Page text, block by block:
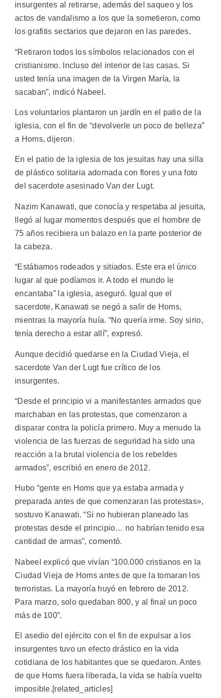
insurgentes al retirarse, además del saqueo y los
actos de vandalismo a los que la sometieron, como
los grafitis sectarios que dejaron en las paredes.
“Retiraron todos los símbolos relacionados con el
cristianismo. Incluso del interior de las casas. Si
usted tenía una imagen de la Virgen María, la
sacaban”, indicó Nabeel.
Los voluntarios plantaron un jardín en el patio de la
iglesia, con el fin de “devolverle un poco de belleza”
a Homs, dijeron.
En el patio de la iglesia de los jesuitas hay una silla
de plástico solitaria adornada con flores y una foto
del sacerdote asesinado Van der Lugt.
Nazim Kanawati, que conocía y respetaba al jesuita,
llegó al lugar momentos después que el hombre de
75 años recibiera un balazo en la parte posterior de
la cabeza.
“Estábamos rodeados y sitiados. Este era el único
lugar al que podíamos ir. A todo el mundo le
encantaba” la iglesia, aseguró. Igual que el
sacerdote, Kanawati se negó a salir de Homs,
mientras la mayoría huía. “No quería irme. Soy sirio,
tenía derecho a estar allí”, expresó.
Aunque decidió quedarse en la Ciudad Vieja, el
sacerdote Van der Lugt fue crítico de los
insurgentes.
“Desde el principio vi a manifestantes armados que
marchaban en las protestas, que comenzaron a
disparar contra la policía primero. Muy a menudo la
violencia de las fuerzas de seguridad ha sido una
reacción a la brutal violencia de los rebeldes
armados”, escribió en enero de 2012.
Hubo “gente en Homs que ya estaba armada y
preparada antes de que comenzaran las protestas»,
sostuvo Kanawati. “Si no hubieran planeado las
protestas desde el principio… no habrían tenido esa
cantidad de armas”, comentó.
Nabeel explicó que vivían “100.000 cristianos en la
Ciudad Vieja de Homs antes de que la tomaran los
terroristas. La mayoría huyó en febrero de 2012.
Para marzo, solo quedaban 800, y al final un poco
más de 100”.
El asedio del ejército con el fin de expulsar a los
insurgentes tuvo un efecto drástico en la vida
cotidiana de los habitantes que se quedaron. Antes
de que Homs fuera liberada, la vida se había vuelto
imposible.[related_articles]